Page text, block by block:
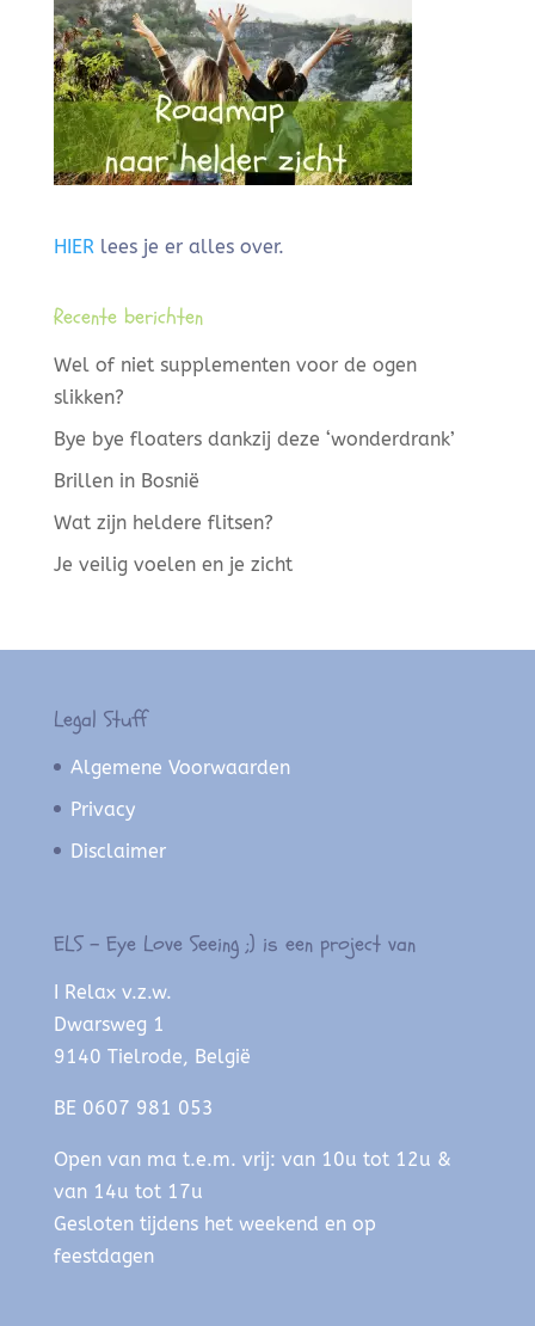
HIER lees je er alles over.
Recente berichten
Wel of niet supplementen voor de ogen
slikken?
Bye bye floaters dankzij deze ‘wonderdrank’
Brillen in Bosnië
Wat zijn heldere flitsen?
Je veilig voelen en je zicht
Legal Stuff
Algemene Voorwaarden
Privacy
Disclaimer
ELS – Eye Love Seeing ;) is een project van
I Relax v.z.w.
Dwarsweg 1
9140 Tielrode, België
BE 0607 981 053
Open van ma t.e.m. vrij: van 10u tot 12u &
van 14u tot 17u
Gesloten tijdens het weekend en op
feestdagen